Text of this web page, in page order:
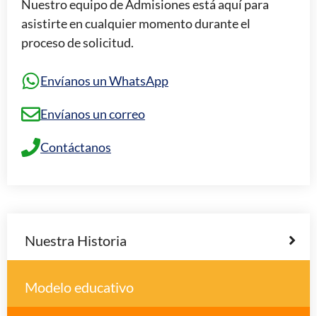
Nuestro equipo de Admisiones está aquí para
asistirte en cualquier momento durante el
proceso de solicitud.
Envíanos un WhatsApp
Envíanos un correo
Contáctanos
Nuestra Historia
Modelo educativo